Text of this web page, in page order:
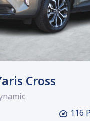
Cross
116